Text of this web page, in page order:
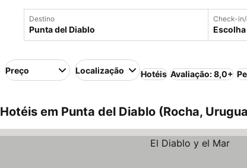
Destino Check-
Preço Localização Hotéis Avaliação: 8,0+
Hotéis em Punta del Diablo (Rocha,